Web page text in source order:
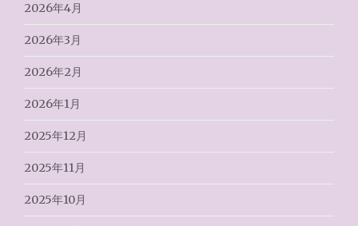
2026年4月
2026年3月
2026年2月
2026年1月
2025年12月
2025年11月
2025年10月